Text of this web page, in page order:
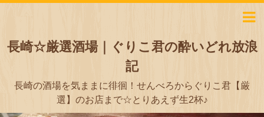
長崎☆厳選酒場｜ぐりこ君の酔いどれ放浪
記
長崎の酒場を気ままに徘徊！せんべろからぐりこ君【厳
選】のお店まで☆とりあえず生2杯♪